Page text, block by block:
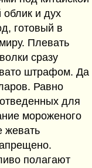
и дух
готовый в
Плевать
сразу
штрафом. Да
Равно
для
мороженого
жевать
полагают